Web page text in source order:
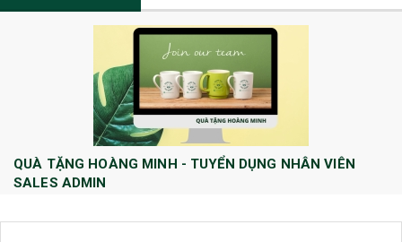
QUÀ TẶNG HOÀNG MINH - TUYỂN DỤNG NHÂN VIÊN
SALES ADMIN